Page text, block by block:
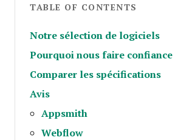
TABLE OF CONTENTS
Notre sélection de logiciels
Pourquoi nous faire confiance
Comparer les spécifications
Avis
Appsmith
Webflow